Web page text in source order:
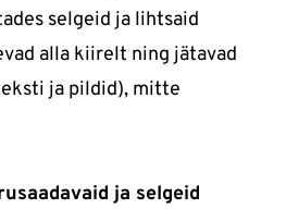
selgeid ja lihtsaid
alla kiirelt ning jätavad
ja pildid), mitte
ja selgeid